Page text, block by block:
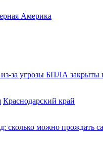
Америка
за угрозы БПЛА закрыты
Краснодарский край
сколько можно прождать